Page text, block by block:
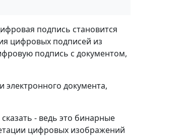
подпись становится
цифровых подписей из
подпись с документом,
электронного документа,
- ведь это бинарные
цифровых изображений